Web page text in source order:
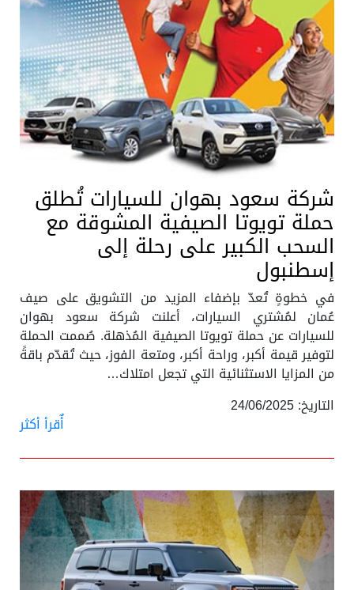
شركة سعود بهوان للسيارات تُطلق
حملة تويوتا الصيفية المشوقة مع
السحب الكبير على رحلة إلى
إسطنبول
في خطوةٍ تُعدّ بإضفاء المزيد من التشويق على صيف
عُمان لمُشتري السيارات، أعلنت شركة سعود بهوان
للسيارات عن حملة تويوتا الصيفية المُذهلة. صُممت الحملة
لتوفير قيمة أكبر، وراحة أكبر، ومتعة الفوز، حيث تُقدّم باقةً
من المزايا الاستثنائية التي تجعل امتلاك…
التاريخ: 24/06/2025
أٌقرأ أكثر